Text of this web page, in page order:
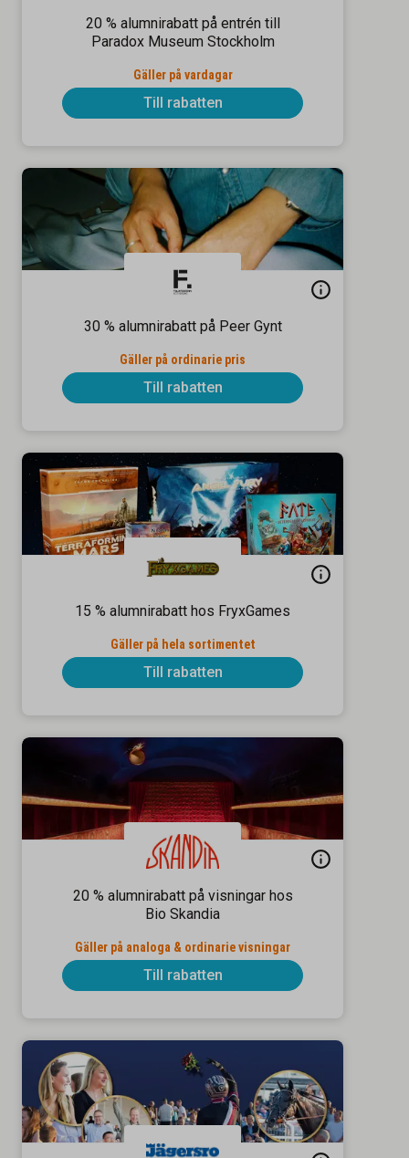
20 % alumnirabatt på entrén till
Paradox Museum Stockholm
Gäller på vardagar
Till rabatten
30 % alumnirabatt på Peer Gynt
Gäller på ordinarie pris
Till rabatten
15 % alumnirabatt hos FryxGames
Gäller på hela sortimentet
Till rabatten
20 % alumnirabatt på visningar hos
Bio Skandia
Gäller på analoga & ordinarie visningar
Till rabatten